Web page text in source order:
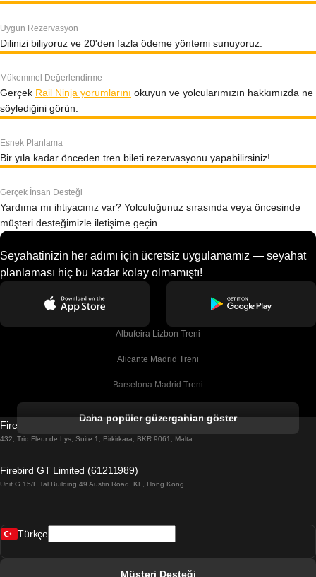
Uygun Rezervasyon
Dilinizi biliyoruz ve 20'den fazla ödeme yöntemi sunuyoruz.
Mükemmel Değerlendirme
Gerçek Rail Ninja yorumlarını okuyun ve yolcularımızın hakkımızda ne
söylediğini görün.
Esnek Planlama
Bir yıla kadar önceden tren bileti rezervasyonu yapabilirsiniz!
Gerçek İnsan Desteği
Yardıma mı ihtiyacınız var? Yolculuğunuz sırasında veya öncesinde
müşteri desteğimizle iletişime geçin.
Seyahatinizin her adımı için ücretsiz uygulamamız — seyahat
planlaması hiç bu kadar kolay olmamıştı!
Albufeira Lizbon Treni
Alicante Madrid Treni
Barselona Madrid Treni
Barselona Sevilla Treni
Belfast Dublin Treni
Daha popüler güzergahları göster
Firebird GT Limited (OC 1451)
432, Triq Fleur de Lys, Suite 1, Birkirkara, BKR 9061, Malta
Firebird GT Limited (61211989)
Unit G 15/F Tal Building 49 Austin Road, KL, Hong Kong
Türkçe
Müşteri Desteği